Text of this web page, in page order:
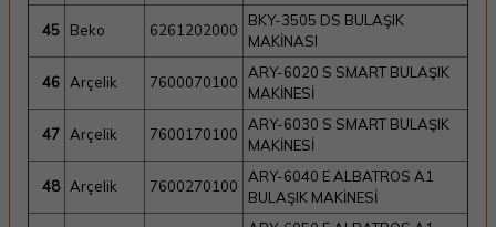
45 Beko 6261202000
BKY-3505 DS BULAŞIK
MAKİNASI
46 Arçelik 7600070100
ARY-6020 S SMART BULAŞIK
MAKİNESİ
47 Arçelik 7600170100
ARY-6030 S SMART BULAŞIK
MAKİNESİ
48 Arçelik 7600270100
ARY-6040 E ALBATROS A1
BULAŞIK MAKİNESİ